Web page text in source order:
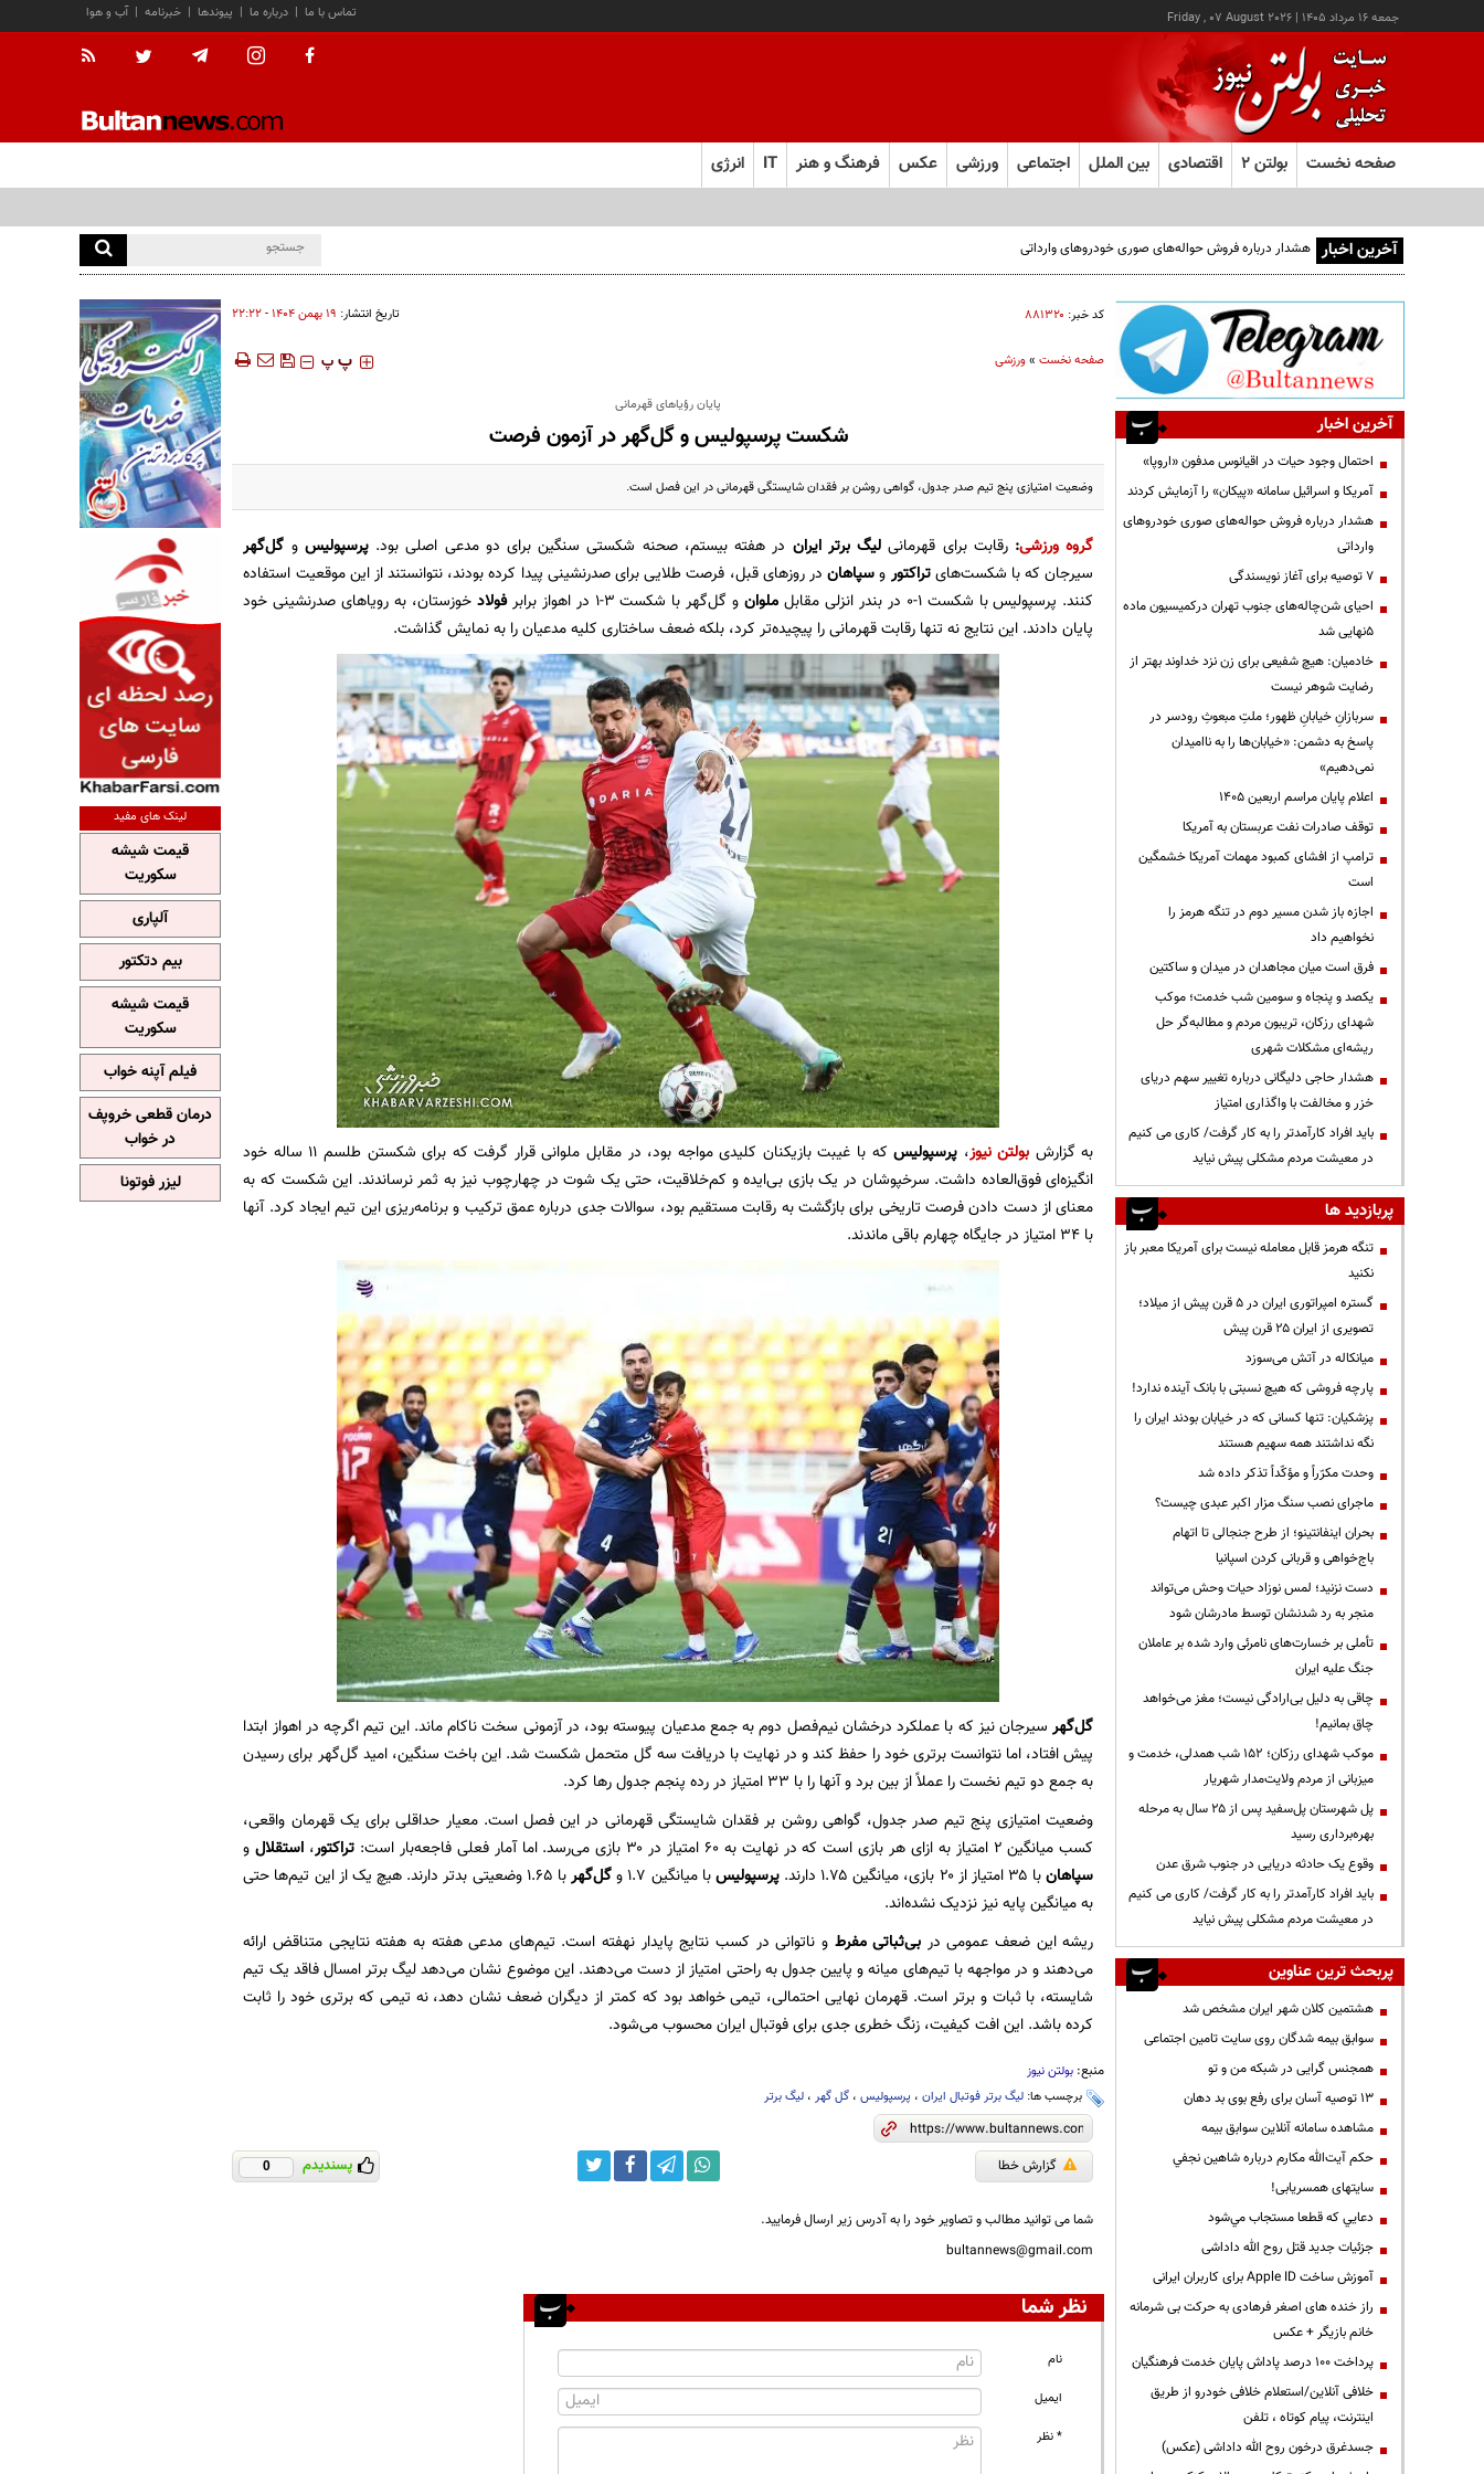
جمعه ۱۶ مرداد ۱۴۰۵ |
Friday , 07 August 2026 آب و هوا | خبرنامه | پیوندها | درباره ما | تماس با ما
صفحه نخست بولتن ۲ اقتصادی بین الملل اجتماعی ورزشی عکس فرهنگ و هنر IT انرژی
آخرین اخبار هشدار درباره فروش حواله‌های صوری خودروهای وارداتی
کد خبر: ۸۸۱۳۲۰ تاریخ انتشار: ۱۹ بهمن ۱۴۰۴ - ۲۲:۲۲
صفحه نخست»ورزشی ‍‍‍ پ پ
پایان رؤیا‌های قهرمانی
شکست پرسپولیس و گل‌گهر در آزمون فرصت
وضعیت امتیازی پنج تیم صدر جدول، گواهی روشن بر فقدان شایستگی قهرمانی در این فصل است.
گروه ورزشی:رقابت برای قهرمانی لیگ برتر ایران در هفته بیستم، صحنه شکستی سنگین برای دو مدعی اصلی بود.پرسپولیس و گل‌گهر
سیرجان که با شکست‌هایتراکتور وسپاهاندر روز‌های قبل، فرصت طلایی برای صدرنشینی پیدا کرده بودند، نتوانستند از این موقعیت استفاده
کنند. پرسپولیس با شکست ۱-۰ در بندر انزلی مقابل
ملوانو گل‌گهر با شکست ۳-۱ در اهواز برابر فولاد خوزستان، به رویا‌های صدرنشینی خود
پایان دادند. این نتایج نه تنها رقابت قهرمانی را پیچیده‌تر کرد، بلکه ضعف ساختاری کلیه مدعیان را به نمایش گذاشت.
به گزارش بولتن نیوز، پرسپولیس
که با غیبت بازیکنان کلیدی مواجه بود، در مقابل ملوانی قرار گرفت که برای شکستن طلسم ۱۱ ساله خود
انگیزه‌ای فوق‌العاده داشت. سرخپوشان در یک بازی بی‌ایده و کم‌خلاقیت، حتی یک شوت در چهارچوب نیز به ثمر نرساندند. این شکست که به
معنای از دست دادن فرصت تاریخی برای بازگشت به رقابت مستقیم بود، سوالات جدی درباره عمق ترکیب و برنامه‌ریزی این تیم ایجاد کرد. آنها
با ۳۴ امتیاز در جایگاه چهارم باقی ماندند.
گل‌گهرسیرجان نیز که با عملکرد درخشان نیم‌فصل دوم به جمع مدعیان پیوسته بود، در آزمونی سخت ناکام ماند. این تیم اگرچه در اهواز ابتدا
پیش افتاد، اما نتوانست برتری خود را حفظ کند و در نهایت با دریافت سه گل متحمل شکست شد. این باخت سنگین، امید گل‌گهر برای رسیدن
به جمع دو تیم نخست را عملاً از بین برد و آنها را با ۳۳ امتیاز در رده پنجم جدول رها کرد.
وضعیت امتیازی پنج تیم صدر جدول، گواهی روشن بر فقدان شایستگی قهرمانی در این فصل است. معیار حداقلی برای یک قهرمان واقعی،
کسب میانگین ۲ امتیاز به ازای هر بازی است که در نهایت به ۶۰ امتیاز در ۳۰ بازی می‌رسد. اما آمار فعلی فاجعه‌بار است:
تراکتور، استقلالو
سپاهانبا ۳۵ امتیاز از ۲۰ بازی، میانگین ۱.۷۵ دارند. پرسپولیسبا میانگین ۱.۷ و گل‌گهر
با ۱.۶۵ وضعیتی بدتر دارند. هیچ یک از این تیم‌ها حتی
به میانگین پایه نیز نزدیک نشده‌اند.
ریشه این ضعف عمومی در بی‌ثباتی مفرط و ناتوانی در کسب نتایج پایدار نهفته است. تیم‌های مدعی هفته به هفته نتایجی متناقض ارائه
می‌دهند و در مواجهه با تیم‌های میانه و پایین جدول به راحتی امتیاز از دست می‌دهند. این موضوع نشان می‌دهد لیگ برتر امسال فاقد یک تیم
شایسته، با ثبات و برتر است. قهرمان نهایی احتمالی، تیمی خواهد بود که کمتر از دیگران ضعف نشان دهد، نه تیمی که برتری خود را ثابت
کرده باشد. این افت کیفیت، زنگ خطری جدی برای فوتبال ایران محسوب می‌شود.
منبع: بولتن نیوز
برچسب ها: لیگ برتر فوتبال ایران، پرسپولیس، گل گهر، لیگ برتر
گزارش خطا پسندیدم 0
شما می توانید مطالب و تصاویر خود را به آدرس زیر ارسال فرمایید.
bultannews@gmail.com
نظر شما
نام
ایمیل
* نظر
آخرین اخبار
احتمال وجود حیات در اقیانوس مدفون «اروپا»
آمریکا و اسرائیل سامانه «پیکان» را آزمایش کردند
هشدار درباره فروش حواله‌های صوری خودروهای
وارداتی
۷ توصیه برای آغاز نویسندگی
احیای شن‌چاله‌های جنوب تهران درکمیسیون ماده
۵نهایی شد
خادمیان: هیچ شفیعی برای زن نزد خداوند بهتر از
رضایت شوهر نیست
سربازانِ خیابانِ ظهور؛ ملتِ مبعوثِ رودسر در
پاسخ به دشمن: «خیابان‌ها را به ناامیدان
نمی‌دهیم»
اعلام پایان مراسم اربعین ۱۴۰۵
توقف صادرات نفت عربستان به آمریکا
ترامپ از افشای کمبود مهمات آمریکا خشمگین
است
اجازه باز شدن مسیر دوم در تنگه هرمز را
نخواهیم داد
فرق است میان مجاهدان در میدان و ساکتین
یکصد و پنجاه و سومین شب خدمت؛ موکب
شهدای رزکان، تریبون مردم و مطالبه‌گر حل
ریشه‌ای مشکلات شهری
هشدار حاجی دلیگانی درباره تغییر سهم دریای
خزر و مخالفت با واگذاری امتیاز
باید افراد کارآمدتر را به کار گرفت/ کاری می کنیم
در معیشت مردم مشکلی پیش نیاید
پربازدید ها
تنگه هرمز قابل معامله نیست برای آمریکا معبر باز
نکنید
گستره امپراتوری ایران در ۵ قرن پیش از میلاد؛
تصویری از ایران ۲۵ قرن پیش
میانکاله در آتش می‌سوزد
پارچه فروشی که هیچ نسبتی با بانک آینده ندارد!
پزشکیان: تنها کسانی که در خیابان بودند ایران را
نگه نداشتند همه سهیم هستند
وحدت مکرّراً و مؤکّداً تذکر داده شد
ماجرای نصب سنگ مزار اکبر عبدی چیست؟
بحران اینفانتینو؛ از طرح جنجالی تا اتهام
باج‌خواهی و قربانی کردن اسپانیا
دست نزنید؛ لمس نوزاد حیات وحش می‌تواند
منجر به رد شدنشان توسط مادرشان شود
تأملی بر خسارت‌های نامرئی وارد شده بر عاملان
جنگ علیه ایران
چاقی به دلیل بی‌ارادگی نیست؛ مغز می‌خواهد
چاق بمانیم!
موکب شهدای رزکان؛ ۱۵۲ شب همدلی، خدمت و
میزبانی از مردم ولایت‌مدار شهریار
پل شهرستان پل‌سفید پس از ۲۵ سال به مرحله
بهره‌برداری رسید
وقوع یک حادثه دریایی در جنوب شرق عدن
باید افراد کارآمدتر را به کار گرفت/ کاری می کنیم
در معیشت مردم مشکلی پیش نیاید
پربحث ترین عناوین
هشتمین کلان شهر ایران مشخص شد
سوابق بیمه شدگان روی سایت تامین اجتماعی
همجنس گرایی در شبکه من و تو
13 توصیه آسان برای رفع بوی بد دهان
مشاهده سامانه آنلاين سوابق بیمه
حكم آيت‌الله مكارم درباره شاهين نجفي
سایتهای همسریابی!
دعايي كه قطعا مستجاب مي‌شود
جزئیات جدید قتل روح الله داداشی
آموزش ساخت Apple ID برای کاربران ایرانی
راز خنده های اصغر فرهادی به حرکت بی شرمانه
خانم بازیگر + عکس
پرداخت ۱۰۰ درصد پاداش پایان خدمت فرهنگیان
خلافی آنلاین/استعلام خلافی خودرو از طریق
اینترنت، پیام کوتاه ، تلفن
جسدغرق درخون روح الله داداشی (عکس)
لینک های مفید
قیمت شیشه
سکوریت
آلپاری
بیم دتکتور
قیمت شیشه
سکوریت
فیلم آپنه خواب
درمان قطعی خروپف
در خواب
لیزر فوتونا